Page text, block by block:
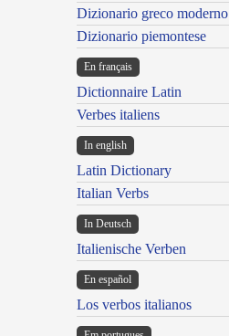
Dizionario greco moderno
Dizionario piemontese
En français
Dictionnaire Latin
Verbes italiens
In english
Latin Dictionary
Italian Verbs
In Deutsch
Italienische Verben
En español
Los verbos italianos